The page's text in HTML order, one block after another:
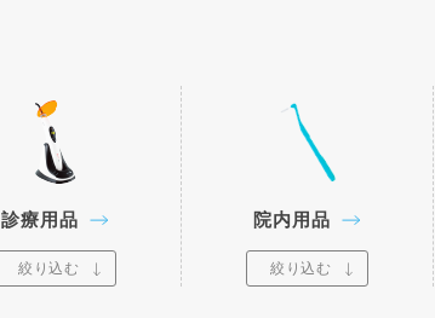
診療用品
絞り込む
院内用品
絞り込む